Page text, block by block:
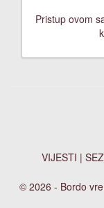
Pristup ovom
VIJESTI |
© 2026 - Bordo